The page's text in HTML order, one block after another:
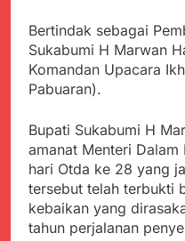
Bertindak sebagai
Sukabumi H Marwan
Komandan Upacara
Pabuaran).
Bupati Sukabumi H
amanat Menteri
hari Otda ke 28 yang
tersebut telah terbukti
kebaikan yang
tahun perjalanan